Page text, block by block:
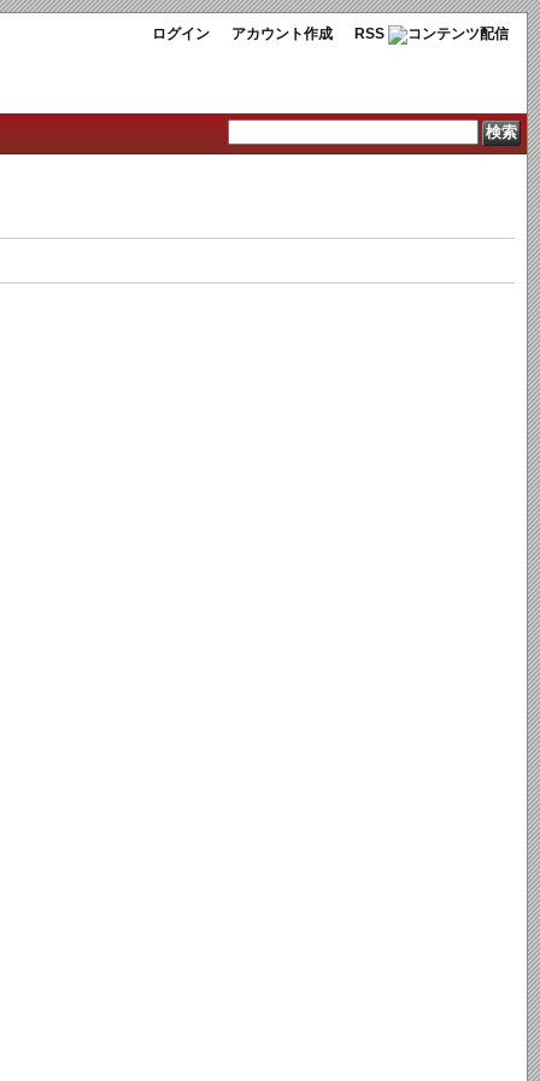
ログイン アカウント作成 RSS